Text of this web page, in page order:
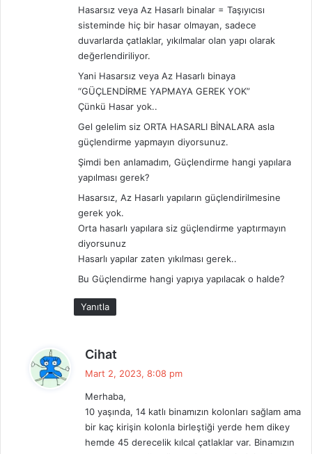
k
i
:
Hasarsız veya Az Hasarlı binalar = Taşıyıcısı
sisteminde hiç bir hasar olmayan, sadece
duvarlarda çatlaklar, yıkılmalar olan yapı olarak
değerlendiriliyor.
Yani Hasarsız veya Az Hasarlı binaya
“GÜÇLENDİRME YAPMAYA GEREK YOK”
Çünkü Hasar yok..
Gel gelelim siz ORTA HASARLI BİNALARA asla
güçlendirme yapmayın diyorsunuz.
Şimdi ben anlamadım, Güçlendirme hangi yapılara
yapılması gerek?
Hasarsız, Az Hasarlı yapıların güçlendirilmesine
gerek yok.
Orta hasarlı yapılara siz güçlendirme yaptırmayın
diyorsunuz
Hasarlı yapılar zaten yıkılması gerek..
Bu Güçlendirme hangi yapıya yapılacak o halde?
Yanıtla
Cihat
i
k
i
:
Mart 2, 2023, 8:08 pm
Merhaba,
10 yaşında, 14 katlı binamızın kolonları sağlam ama
bir kaç kirişin kolonla birleştiği yerde hem dikey
hemde 45 derecelik kılcal çatlaklar var. Binamızın